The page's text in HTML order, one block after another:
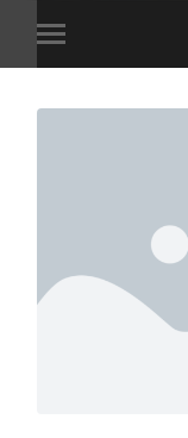
Toggle
mobile